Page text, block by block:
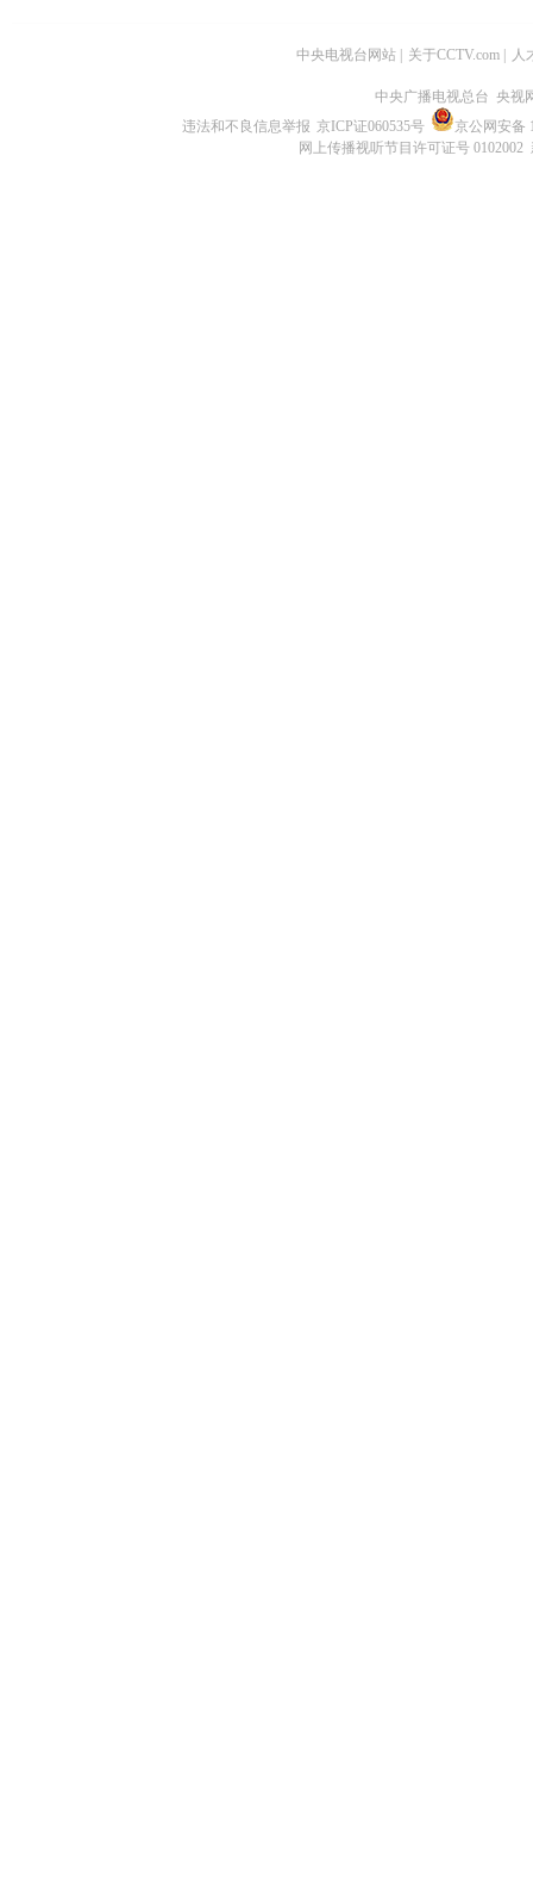
中央电视台网站 关于CCTV.com 人
中央广播电视总台 央视
违法和不良信息举报 京ICP证060535号
京公网安备
网上传播视听节目许可证号 0102002